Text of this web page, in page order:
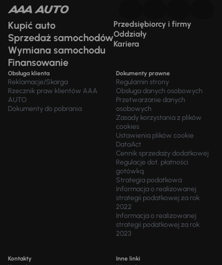
Kupić auto
Sprzedaż samochodów
Wymiana samochodu
Finansowanie
Przedsiębiorcy i firmy
Oddziały
Kariera
Obsługa klienta
Reklamacje/Skarga
Rzecznik praw klientów AAA
AUTO
Dokumenty do pobrania
Dokumenty prawne
Regulamin strony
Obsługa danych osobowych
Przetwarzanie danych
osobowych
Zasady korzystania z plików
cookies
Ustawienia plików cookie
DataAct
Cennik sprzedaży dodatkowej
Regulacje dot. płatności
gotówką
Strategia podatkowa
Informacja o realizowanej
strategii podatkowej za rok
2022
Informacja o realizowanej
strategii podatkowej za rok
2023
Kontakty Inne linki